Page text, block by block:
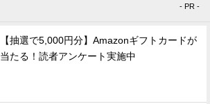
- PR -
【抽選で5,000円分】Amazonギフトカードが
当たる！読者アンケート実施中